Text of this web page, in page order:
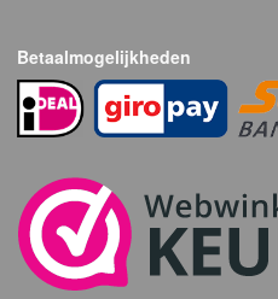
Betaalmogelijkheden